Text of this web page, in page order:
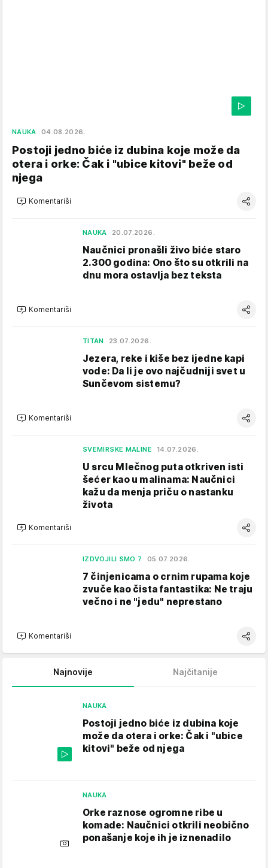
NAUKA 04.08.2026.
Postoji jedno biće iz dubina koje može da
otera i orke: Čak i "ubice kitovi" beže od
njega
Komentariši
NAUKA 20.07.2026.
Naučnici pronašli živo biće staro
2.300 godina: Ono što su otkrili na
dnu mora ostavlja bez teksta
Komentariši
TITAN 23.07.2026.
Jezera, reke i kiše bez ijedne kapi
vode: Da li je ovo najčudniji svet u
Sunčevom sistemu?
Komentariši
SVEMIRSKE MALINE 14.07.2026.
U srcu Mlečnog puta otkriven isti
šećer kao u malinama: Naučnici
kažu da menja priču o nastanku
života
Komentariši
IZDVOJILI SMO 7 05.07.2026.
7 činjenicama o crnim rupama koje
zvuče kao čista fantastika: Ne traju
večno i ne "jedu" neprestano
Komentariši
Najnovije Najčitanije
NAUKA
Postoji jedno biće iz dubina koje
može da otera i orke: Čak i "ubice
kitovi" beže od njega
NAUKA
Orke raznose ogromne ribe u
komade: Naučnici otkrili neobično
ponašanje koje ih je iznenadilo